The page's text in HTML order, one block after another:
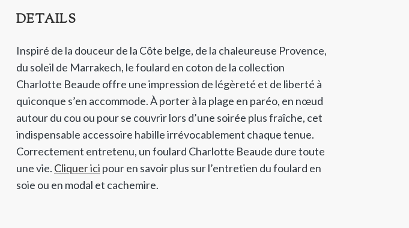
DETAILS
Inspiré de la douceur de la Côte belge, de la chaleureuse Provence,
du soleil de Marrakech, le foulard en coton de la collection
Charlotte Beaude offre une impression de légèreté et de liberté à
quiconque s’en accommode. À porter à la plage en paréo, en nœud
autour du cou ou pour se couvrir lors d’une soirée plus fraîche, cet
indispensable accessoire habille irrévocablement chaque tenue.
Correctement entretenu, un foulard Charlotte Beaude dure toute
une vie. Cliquer ici pour en savoir plus sur l’entretien du foulard en
soie ou en modal et cachemire.